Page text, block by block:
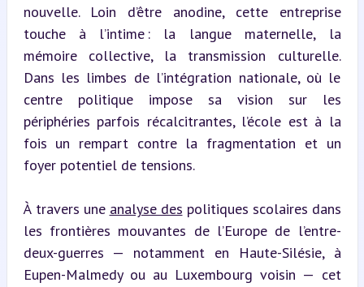
nouvelle. Loin d’être anodine, cette entreprise
touche à l’intime : la langue maternelle, la
mémoire collective, la transmission culturelle.
Dans les limbes de l’intégration nationale, où le
centre politique impose sa vision sur les
périphéries parfois récalcitrantes, l’école est à la
fois un rempart contre la fragmentation et un
foyer potentiel de tensions.
À travers une analyse des politiques scolaires dans
les frontières mouvantes de l’Europe de l’entre-
deux-guerres — notamment en Haute-Silésie, à
Eupen-Malmedy ou au Luxembourg voisin — cet